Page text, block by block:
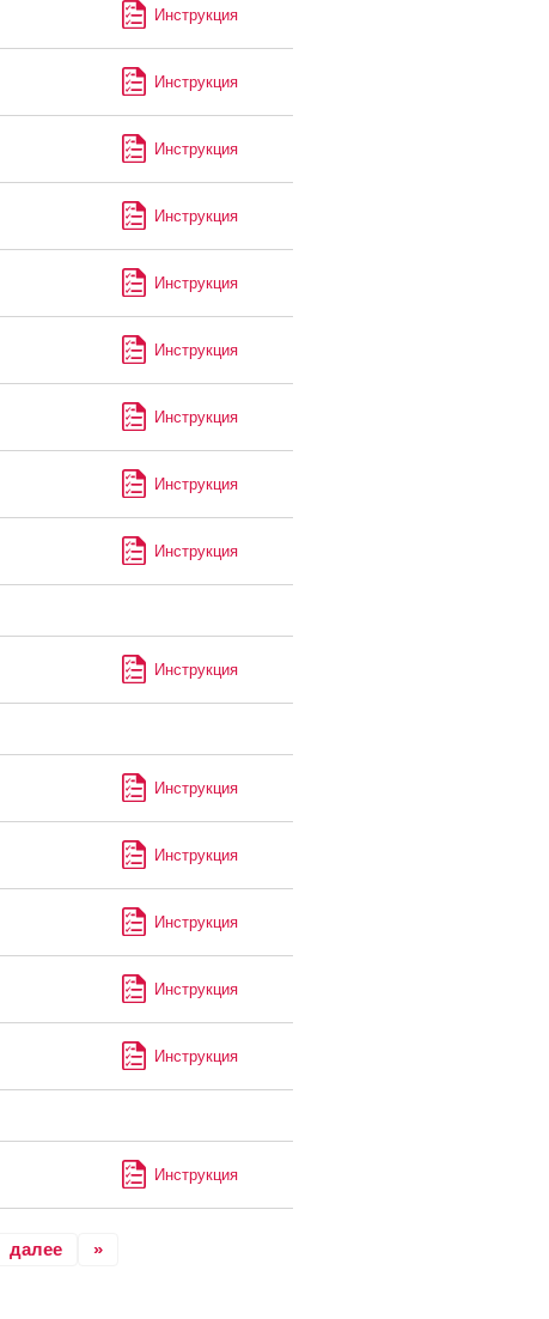
Инструкция
Инструкция
Инструкция
Инструкция
Инструкция
Инструкция
Инструкция
Инструкция
Инструкция
Инструкция
Инструкция
Инструкция
Инструкция
Инструкция
Инструкция
Инструкция
далее »